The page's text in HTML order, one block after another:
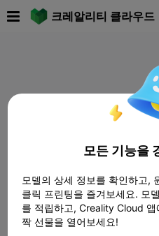
크레알리티 클라우드
모든 기능을
모델의 상세 정보를 확인하고,
클릭 프린팅을 즐겨보세요. 모
를 적립하고, Creality Cloud
짝 선물을 열어보세요!